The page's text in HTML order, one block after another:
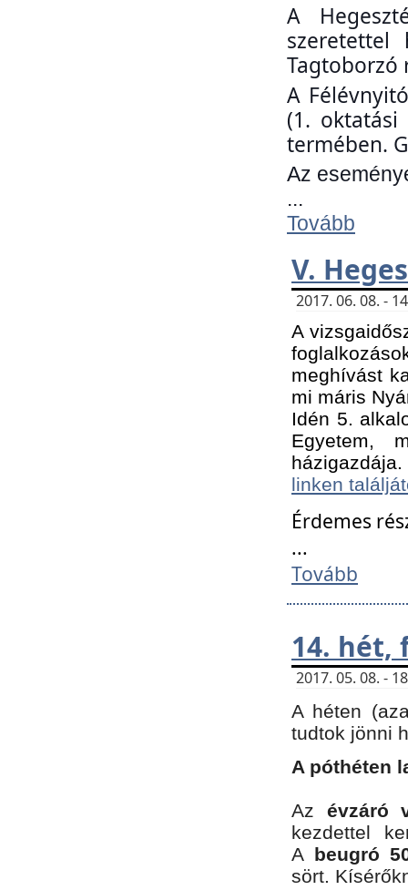
A
Tagtoborzó
A
(1. oktatási
termében.
Az
...
Tovább
V.
2017. 06. 08. -
A
meghívást
mi máris
Idén 5.
Egyetem,
linken
Érdemes
...
Tovább
14. hét,
2017. 05. 08. -
A héten
tudtok jönni
A póthéten
Az évzáró
kezdettel
A beugró
sört.